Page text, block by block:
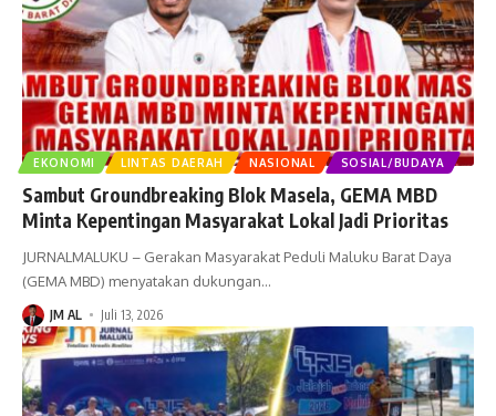
EKONOMI LINTAS DAERAH NASIONAL SOSIAL/BUDAYA
Sambut Groundbreaking Blok Masela, GEMA MBD
Minta Kepentingan Masyarakat Lokal Jadi Prioritas
JURNALMALUKU – Gerakan Masyarakat Peduli Maluku Barat Daya
(GEMA MBD) menyatakan dukungan…
JM AL Juli 13, 2026